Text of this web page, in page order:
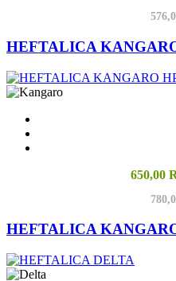
HEFTALICA
650,00
HEFTALICA